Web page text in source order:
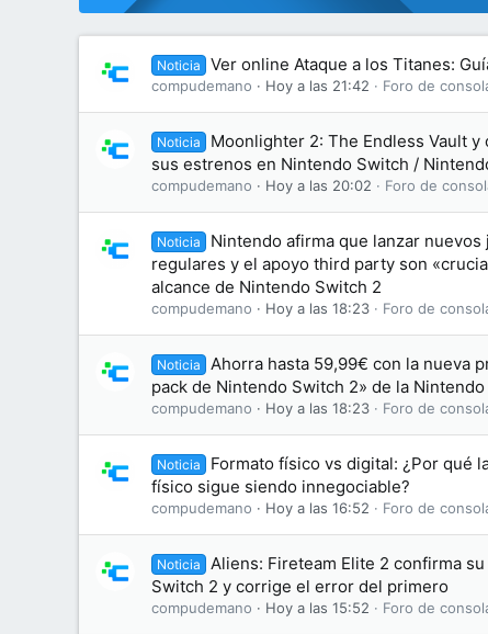
Noticia Ver online Ataque a los Titanes:
compudemano Hoy a las 21:42 Foro de
Noticia
Moonlighter 2: The Endless Vault
sus estrenos en Nintendo Switch /
compudemano Hoy a las 20:02 Foro de
Noticia
Nintendo afirma que lanzar
regulares y el apoyo third party son
alcance de Nintendo Switch 2
compudemano Hoy a las 18:23 Foro de
Noticia
Ahorra hasta 59,99€ con la nueva
pack de Nintendo Switch 2» de la
compudemano Hoy a las 18:23 Foro de
Noticia
Formato físico vs digital: ¿Por qué
físico sigue siendo innegociable?
compudemano Hoy a las 16:52 Foro de
Noticia
Aliens: Fireteam Elite 2 confirma
Switch 2 y corrige el error del primero
compudemano Hoy a las 15:52 Foro de